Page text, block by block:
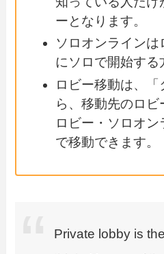
ーとなります。
ソロオンライン
にソロで開始する
ロビー移動は、
ら、移動先のロビ
ロビー・ソロオン
で移動できます。
Private lobby is